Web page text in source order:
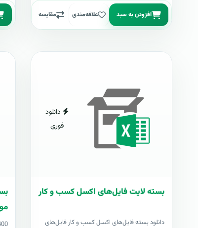
افزودن به سبد علاقه‌مندی مقایسه
دانلود
فوری
بسته لایت فایل‌های اکسل کسب و کار
دانلود بسته فایل‌های اکسل کسب و کار فایل‌های